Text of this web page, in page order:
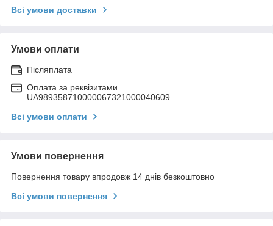
Всі умови доставки
Умови оплати
Післяплата
Оплата за реквізитами
UA989358710000067321000040609
Всі умови оплати
Умови повернення
Повернення товару впродовж 14 днів безкоштовно
Всі умови повернення